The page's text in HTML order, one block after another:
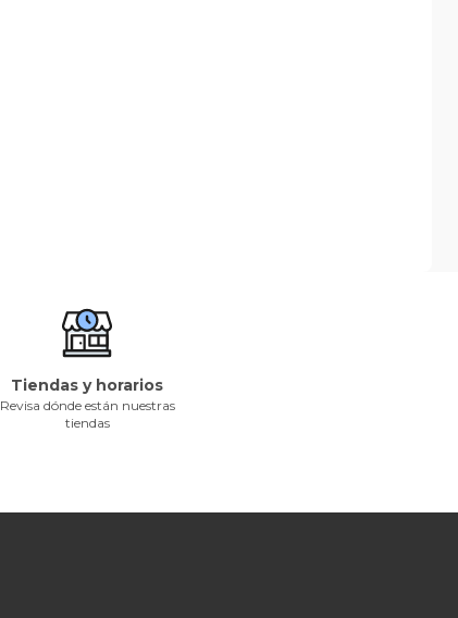
Tiendas y horarios
Revisa dónde están nuestras
tiendas